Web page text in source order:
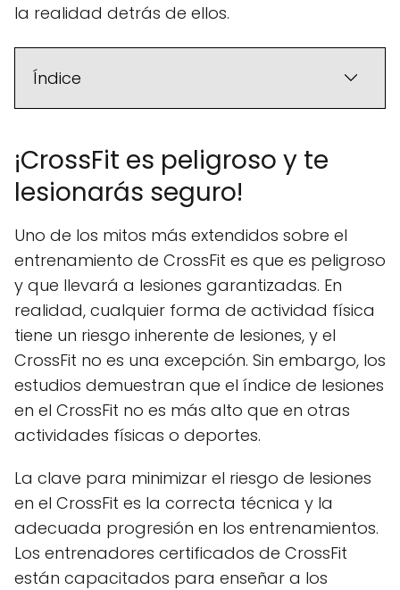
la realidad detrás de ellos.
Índice
¡CrossFit es peligroso y te
lesionarás seguro!
Uno de los mitos más extendidos sobre el
entrenamiento de CrossFit es que es peligroso
y que llevará a lesiones garantizadas. En
realidad, cualquier forma de actividad física
tiene un riesgo inherente de lesiones, y el
CrossFit no es una excepción. Sin embargo, los
estudios demuestran que el índice de lesiones
en el CrossFit no es más alto que en otras
actividades físicas o deportes.
La clave para minimizar el riesgo de lesiones
en el CrossFit es la correcta técnica y la
adecuada progresión en los entrenamientos.
Los entrenadores certificados de CrossFit
están capacitados para enseñar a los